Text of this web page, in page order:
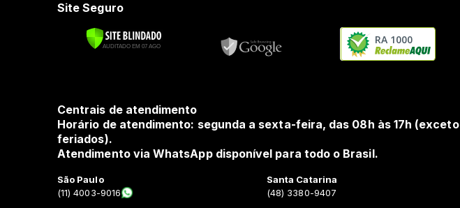
Site Seguro
RA 1000
Centrais de atendimento
Horário de atendimento: segunda a sexta-feira, das 08h às 17h (exceto
feriados).
Atendimento via WhatsApp disponível para todo o Brasil.
São Paulo
(11) 4003-9016
Santa Catarina
(48) 3380-9407